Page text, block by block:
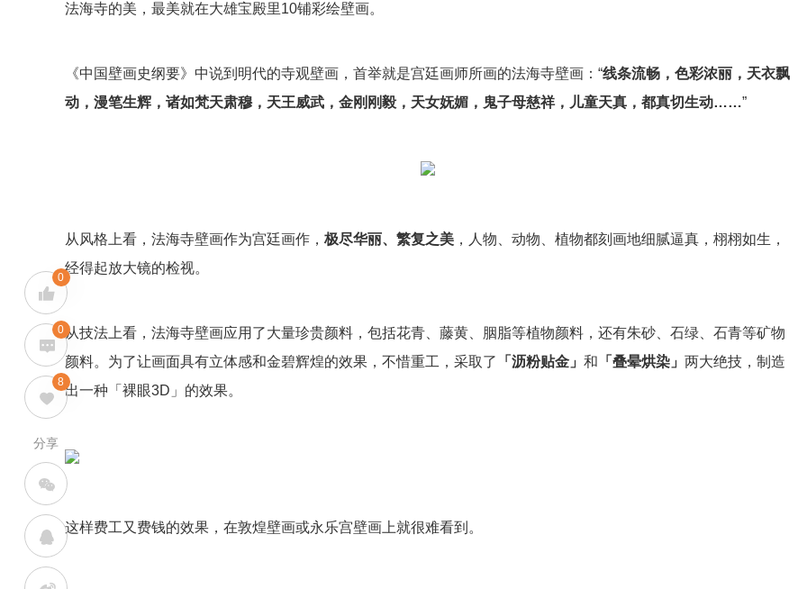
0
0
8
分享
法海寺的美，最美就在大雄宝殿里10铺彩绘壁画。
《中国壁画史纲要》中说到明代的寺观壁画，首举就是宫廷画师所画的法海寺壁画：“线条流畅，色彩浓丽，天衣飘
动，漫笔生辉 ，诸如梵天肃穆，天王威武，金刚刚毅，天女妩媚，鬼子母慈祥，儿童天真，都真切生动……”
从风格上看，法海寺壁画作为宫廷画作， 极尽华丽、繁复之美 ，人物、动物、植物都刻画地细腻逼真，栩栩如生，
经得起放大镜的检视。
从技法上看，法海寺壁画应用了大量珍贵颜料，包括花青、藤黄、胭脂等植物颜料，还有朱砂、石绿、石青等矿物
颜料。为了让画面具有立体感和金碧辉煌的效果，不惜重工，采取了
「沥粉贴金」 和 「叠晕烘染」 两大绝技，制造
出一种「裸眼3D」的效果。
这样费工又费钱的效果，在敦煌壁画或永乐宫壁画上就很难看到。